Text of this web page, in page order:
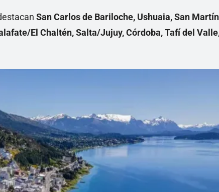
San Carlos de Bariloche, Ushuaia, San Martín
El Chaltén, Salta/Jujuy, Córdoba, Tafí del